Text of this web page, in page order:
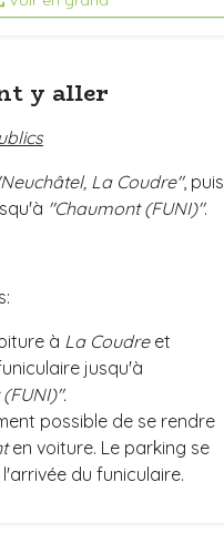
y aller
La Coudre", puis
"Chaumont (FUNI)".
à La Coudreet
jusqu'à
possible de se rendre
en voiture. Le parking se
du funiculaire.